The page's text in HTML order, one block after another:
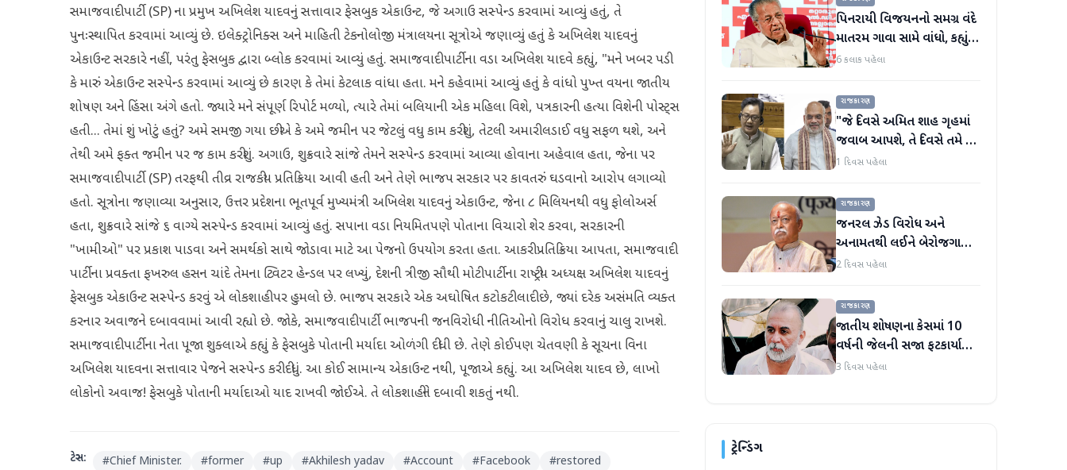
સમાજવાદી પાર્ટી (SP) ના પ્રમુખ અખિલેશ યાદવનું સત્તાવાર ફેસબુક એકાઉન્ટ, જે અગાઉ સસ્પેન્ડ કરવામાં આવ્યું હતું, તે
પુનઃસ્થાપિત કરવામાં આવ્યું છે. ઇલેક્ટ્રોનિક્સ અને માહિતી ટેકનોલોજી મંત્રાલયના સૂત્રોએ જણાવ્યું હતું કે અખિલેશ યાદવનું
એકાઉન્ટ સરકારે નહીં, પરંતુ ફેસબુક દ્વારા બ્લોક કરવામાં આવ્યું હતું. સમાજવાદી પાર્ટીના વડા અખિલેશ યાદવે કહ્યું, "મને ખબર પડી
કે મારું એકાઉન્ટ સસ્પેન્ડ કરવામાં આવ્યું છે કારણ કે તેમાં કેટલાક વાંધા હતા. મને કહેવામાં આવ્યું હતું કે વાંધો પુખ્ત વયના જાતીય
શોષણ અને હિંસા અંગે હતો. જ્યારે મને સંપૂર્ણ રિપોર્ટ મળ્યો, ત્યારે તેમાં બલિયાની એક મહિલા વિશે, પત્રકારની હત્યા વિશેની પોસ્ટ્સ
હતી... તેમાં શું ખોટું હતું? અમે સમજી ગયા છીએ કે અમે જમીન પર જેટલું વધુ કામ કરીશું, તેટલી અમારી લડાઈ વધુ સફળ થશે, અને
તેથી અમે ફક્ત જમીન પર જ કામ કરીશું. અગાઉ, શુક્રવારે સાંજે તેમને સસ્પેન્ડ કરવામાં આવ્યા હોવાના અહેવાલ હતા, જેના પર
સમાજવાદી પાર્ટી (SP) તરફથી તીવ્ર રાજકીય પ્રતિક્રિયા આવી હતી અને તેણે ભાજપ સરકાર પર કાવતરું ઘડવાનો આરોપ લગાવ્યો
હતો. સૂત્રોના જણાવ્યા અનુસાર, ઉત્તર પ્રદેશના ભૂતપૂર્વ મુખ્યમંત્રી અખિલેશ યાદવનું એકાઉન્ટ, જેના ૮ મિલિયનથી વધુ ફોલોઅર્સ
હતા, શુક્રવારે સાંજે ૬ વાગ્યે સસ્પેન્ડ કરવામાં આવ્યું હતું. સપાના વડા નિયમિતપણે પોતાના વિચારો શેર કરવા, સરકારની
"ખામીઓ" પર પ્રકાશ પાડવા અને સમર્થકો સાથે જોડાવા માટે આ પેજનો ઉપયોગ કરતા હતા. આકરી પ્રતિક્રિયા આપતા, સમાજવાદી
પાર્ટીના પ્રવક્તા ફખરુલ હસન ચાંદે તેમના ટ્વિટર હેન્ડલ પર લખ્યું, દેશની ત્રીજી સૌથી મોટી પાર્ટીના રાષ્ટ્રીય અધ્યક્ષ અખિલેશ યાદવનું
ફેસબુક એકાઉન્ટ સસ્પેન્ડ કરવું એ લોકશાહી પર હુમલો છે. ભાજપ સરકારે એક અઘોષિત કટોકટી લાદી છે, જ્યાં દરેક અસંમતિ વ્યક્ત
કરનાર અવાજને દબાવવામાં આવી રહ્યો છે. જોકે, સમાજવાદી પાર્ટી ભાજપની જનવિરોધી નીતિઓનો વિરોધ કરવાનું ચાલુ રાખશે.
સમાજવાદી પાર્ટીના નેતા પૂજા શુક્લાએ કહ્યું કે ફેસબુકે પોતાની મર્યાદા ઓળંગી દીધી છે. તેણે કોઈપણ ચેતવણી કે સૂચના વિના
અખિલેશ યાદવના સત્તાવાર પેજને સસ્પેન્ડ કરી દીધું. આ કોઈ સામાન્ય એકાઉન્ટ નથી, પૂજાએ કહ્યું. આ અખિલેશ યાદવ છે, લાખો
લોકોનો અવાજ! ફેસબુકે પોતાની મર્યાદાઓ યાદ રાખવી જોઈએ. તે લોકશાહીને દબાવી શકતું નથી.
ટેગ્સ: #Chief Minister. #former #up #Akhilesh yadav #Account #Facebook #restored
પિનરાયી વિજયનનો સમગ્ર વંદે
માતરમ ગાવા સામે વાંધો, કહ્યું કે
તાત્કાલિક નિર્ણય પાછો લો
6 કલાક પહેલા
રાજકારણ
"જે દિવસે અમિત શાહ ગૃહમાં
જવાબ આપશે, તે દિવસે તમે તે
સાંભળી શકશો નહીં," કિરેન
પ્રહાર કર્યા
1 દિવસ પહેલા
રાજકારણ
જનરલ ઝેડ વિરોધ અને
અનામતથી લઈને બેરોજગારી
સુધી, મોહન ભાગવતે બધા
2 દિવસ પહેલા
રાજકારણ
જાતીય શોષણના કેસમાં 10
વર્ષની જેલની સજા ફટકાર્યા
બાદ તરુણ તેજપાલનું પહેલું
3 દિવસ પહેલા
ટ્રેન્ડિંગ